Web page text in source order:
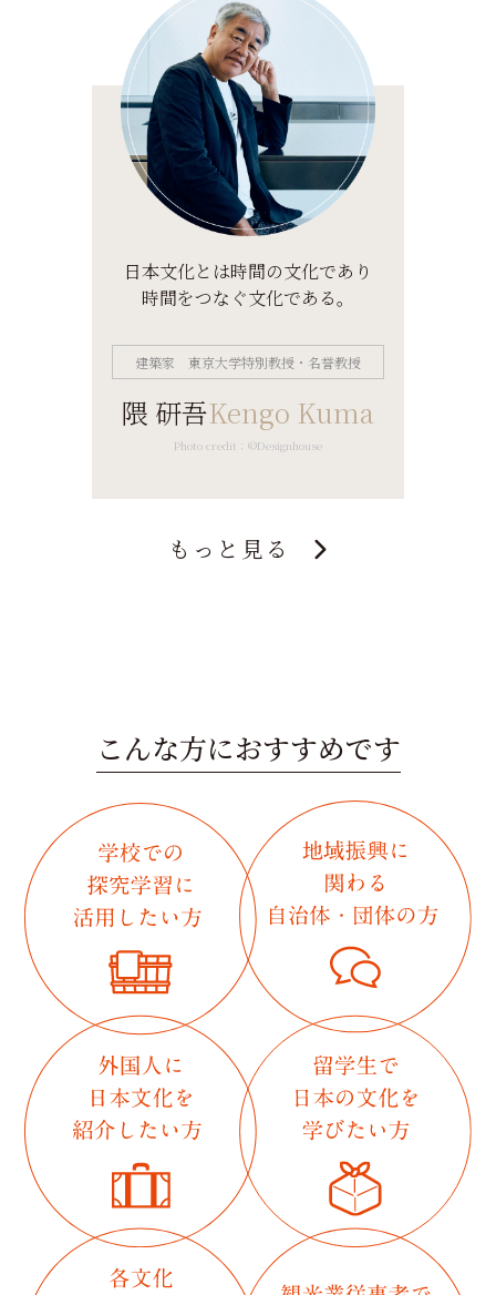
日本文化とは時間の文化であり
時間をつなぐ文化である。
建築家 東京大学特別教授・名誉教授
隈 研吾Kengo Kuma
Photo credit：©Designhouse
もっと見る
こんな方におすすめです